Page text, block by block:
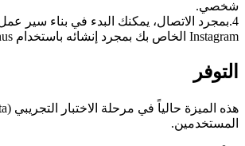
شخصي.
4
.بمجرد الاتصال، يمكنك البدء في بناء سير
Instagram الخاص بك بمجرد إنشائه باستخدام Manus.
التوفر
المستخدمين.